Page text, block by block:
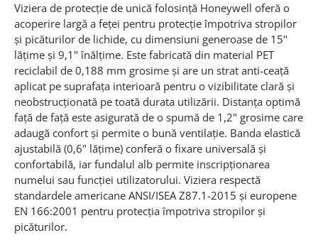
Viziera de protecție de unică folosință Honeywell oferă o
acoperire largă a feței pentru protecție împotriva stropilor
și picăturilor de lichide, cu dimensiuni generoase de 15"
lățime și 9,1" înălțime. Este fabricată din material PET
reciclabil de 0,188 mm grosime și are un strat anti-ceață
aplicat pe suprafața interioară pentru o vizibilitate clară și
neobstrucționată pe toată durata utilizării. Distanța optimă
față de față este asigurată de o spumă de 1,2" grosime care
adaugă confort și permite o bună ventilație. Banda elastică
ajustabilă (0,6" lățime) conferă o fixare universală și
confortabilă, iar fundalul alb permite inscripționarea
numelui sau funcției utilizatorului. Viziera respectă
standardele americane ANSI/ISEA Z87.1-2015 și europene
EN 166:2001 pentru protecția împotriva stropilor și
picăturilor.